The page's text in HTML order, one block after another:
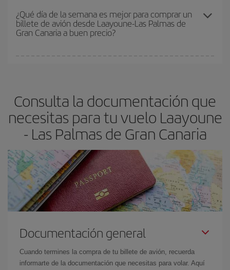
precio según tus necesidades de viaje. La tarifa básica, te
asegura el vuelo más barato.
¿Qué día de la semana es mejor para comprar un
billete de avión desde Laayoune-Las Palmas de
Gran Canaria a buen precio?
avión más baratos te saldrán. Además, si buscas los vuelos con
las fechas y los horarios del viaje un poco abiertos, podráselegir
el precio más barato.
Consulta la documentación que
necesitas para tu vuelo Laayoune
- Las Palmas de Gran Canaria
Documentación general
Cuando termines la compra de tu billete de avión, recuerda
informarte de la documentación que necesitas para volar. Aquí